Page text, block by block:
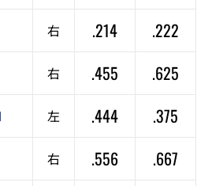
右 .214
.222
右 .455
.625
左 .444
.375
右 .556
.667